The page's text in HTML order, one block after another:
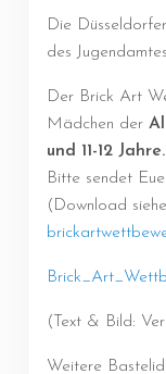
Die
des
Der Brick Art
Mädchen der
und 11-12 Jahre.
Bitte sendet
(Download
(Text & Bild:
Weitere